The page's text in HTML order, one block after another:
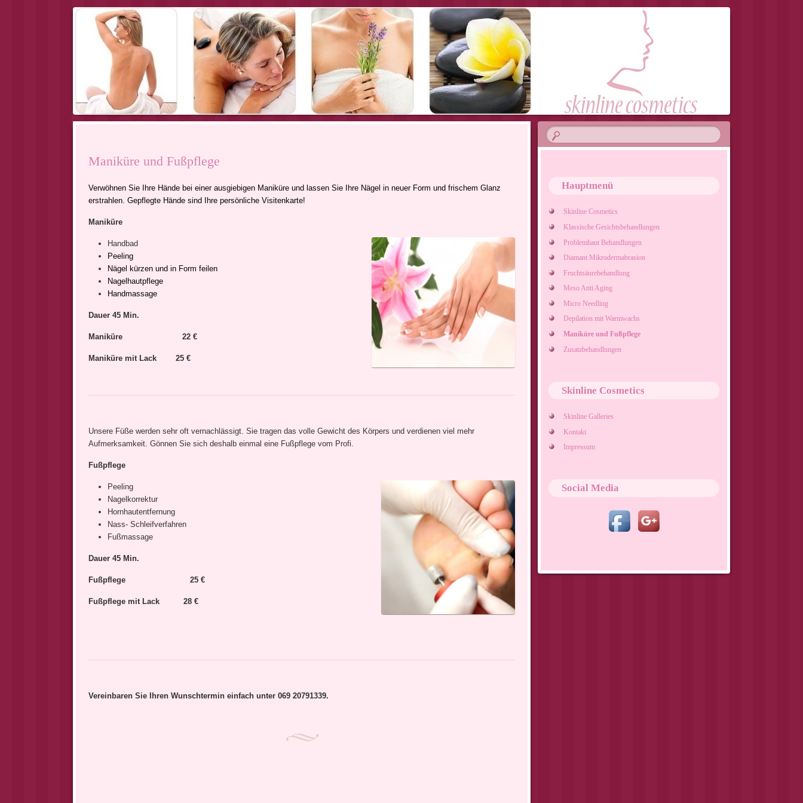
Maniküre und Fußpflege
Verwöhnen Sie Ihre Hände bei einer ausgiebigen Maniküre und lassen Sie Ihre Nägel in neuer Form und frischem Glanz
erstrahlen. Gepflegte Hände sind Ihre persönliche Visitenkarte!
Maniküre
Handbad
Peeling
Nägel kürzen und in Form feilen
Nagelhautpflege
Handmassage
Dauer 45 Min.
Maniküre 22 €
Maniküre mit Lack 25 €
Unsere Füße werden sehr oft vernachlässigt. Sie tragen das volle Gewicht des Körpers und verdienen viel mehr
Aufmerksamkeit. Gönnen Sie sich deshalb einmal eine Fußpflege vom Profi.
Fußpflege
Peeling
Nagelkorrektur
Hornhautentfernung
Nass- Schleifverfahren
Fußmassage
Dauer 45 Min.
Fußpflege 25 €
Fußpflege mit Lack 28 €
Vereinbaren Sie Ihren Wunschtermin einfach unter 069 20791339.
Hauptmenü
Skinline Cosmetics
Klassische Gesichtsbehandlungen
Problemhaut Behandlungen
Diamant Mikrodermabrasion
Fruchtsäurebehandlung
Meso Anti Aging
Micro Needling
Depilation mit Warmwachs
Maniküre und Fußpflege
Zusatzbehandlungen
Skinline Cosmetics
Skinline Galleries
Kontakt
Impressum
Social Media